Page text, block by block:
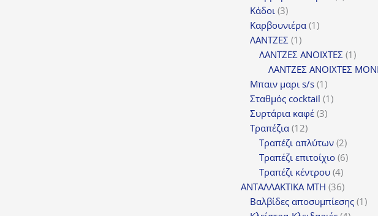
Κάδοι 33
προϊόντα
Καρβουνιέρα 11
ΛΑΝΤΖΕΣ 11
προϊόν
ΛΑΝΤΖΕΣ ΑΝΟΙΧΤΕΣ 11
ΛΑΝΤΖΕΣ ΑΝΟΙΧΤΕΣ
Μπαιν μαρι s/s 11
προϊόν
Σταθμός cocktail 11
Συρτάρια καφέ 33
Τραπέζια 1212
προϊόντα
Τραπέζι απλύτων 22
προϊόντα
Τραπέζι επιτοίχιο 66
Τραπέζι κέντρου 44
προϊόντα
ΑΝΤΑΛΛΑΚΤΙΚΑ MTH 3636
προϊόντα
Βαλβίδες αποσυμπίεσης 11